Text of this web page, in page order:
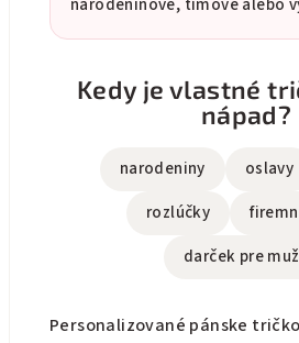
narodeninové, tímové alebo
Kedy je vlastné
nápad?
narodeniny oslavy
rozlúčky
darček pre
Personalizované pánske